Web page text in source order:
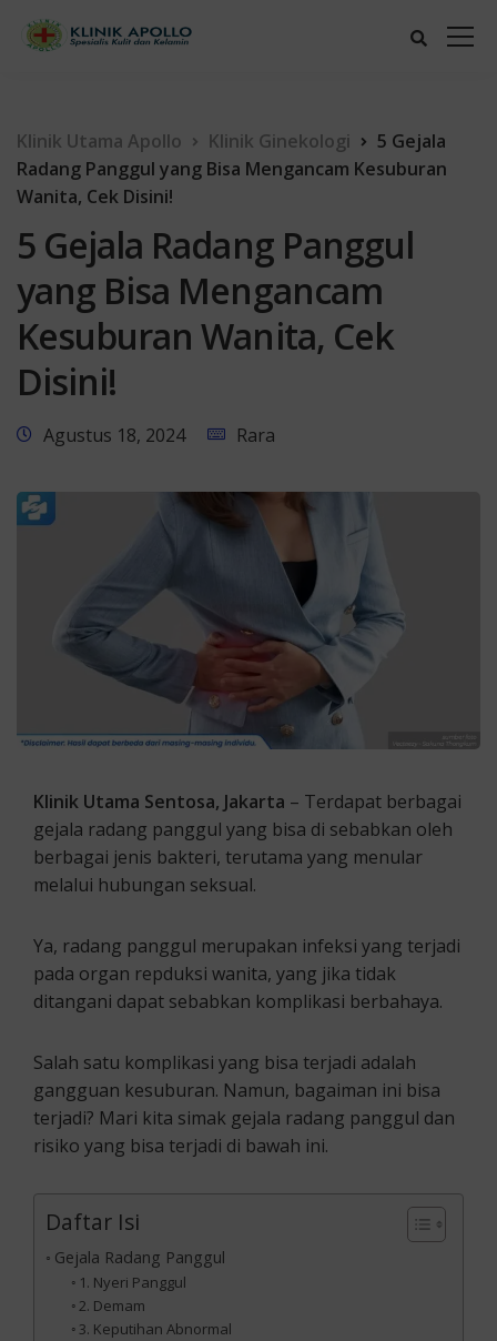
Klinik Utama Apollo Klinik Ginekologi
5 Gejala
Radang Panggul yang Bisa Mengancam Kesuburan
Wanita, Cek Disini!
5 Gejala Radang Panggul
yang Bisa Mengancam
Kesuburan Wanita, Cek
Disini!
Agustus 18, 2024 Rara
Klinik Utama Sentosa, Jakarta – Terdapat berbagai
gejala radang panggul yang bisa di sebabkan oleh
berbagai jenis bakteri, terutama yang menular
melalui hubungan seksual.
Ya, radang panggul merupakan infeksi yang terjadi
pada organ repduksi wanita, yang jika tidak
ditangani dapat sebabkan komplikasi berbahaya.
Salah satu komplikasi yang bisa terjadi adalah
gangguan kesuburan. Namun, bagaiman ini bisa
terjadi? Mari kita simak gejala radang panggul dan
risiko yang bisa terjadi di bawah ini.
Daftar Isi
Gejala Radang Panggul
1. Nyeri Panggul
2. Demam
3. Keputihan Abnormal